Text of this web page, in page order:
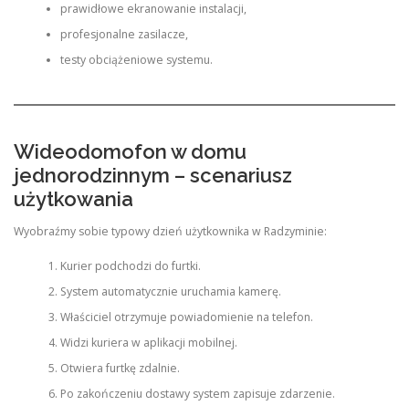
prawidłowe ekranowanie instalacji,
profesjonalne zasilacze,
testy obciążeniowe systemu.
Wideodomofon w domu
jednorodzinnym – scenariusz
użytkowania
Wyobraźmy sobie typowy dzień użytkownika w Radzyminie:
Kurier podchodzi do furtki.
System automatycznie uruchamia kamerę.
Właściciel otrzymuje powiadomienie na telefon.
Widzi kuriera w aplikacji mobilnej.
Otwiera furtkę zdalnie.
Po zakończeniu dostawy system zapisuje zdarzenie.